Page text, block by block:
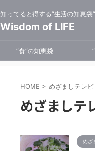
知ってると得する”生活の知恵袋”
Wisdom of LIFE
”食”の知恵袋
HOME > めざましテレ
めざましテ
めざ